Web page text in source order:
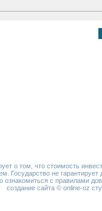
о том, что стоимость
Государство не
с правилами
создание сайта © online-oz